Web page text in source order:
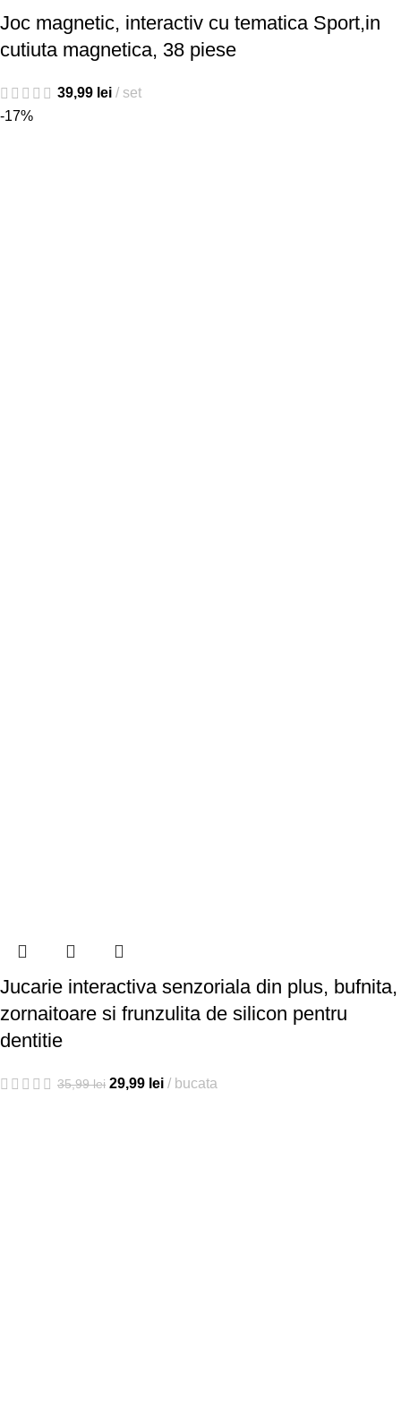
Joc magnetic, interactiv cu tematica Sport,in
cutiuta magnetica, 38 piese
39,99 lei
set
-17%
Jucarie interactiva senzoriala din plus, bufnita,
zornaitoare si frunzulita de silicon pentru
dentitie
35,99lei 29,99 lei bucata